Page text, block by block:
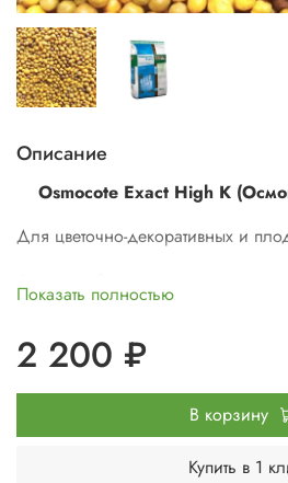
Описание
Osmocote Exact High K
Для цветочно-декоративных и
Срок годности – 5 и более лет
темном месте).
Показать полностью
2 200 ₽
В корзину
Купить в 1